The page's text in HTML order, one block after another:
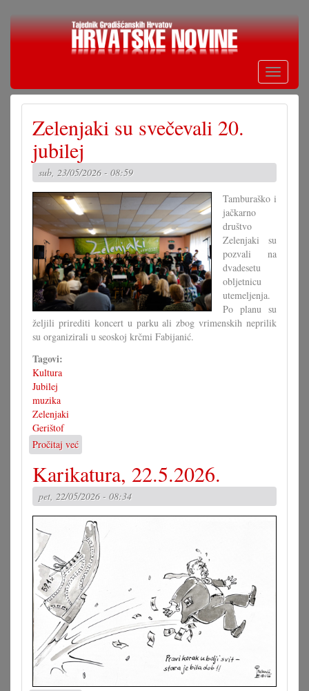
Skoči
Toggle
Zelenjaki su svečevali 20.
jubilej
sub, 23/05/2026 - 08:59
Tamburaško i
jačkarno
društvo
Zelenjaki su
pozvali na
dvadesetu
obljetnicu
utemeljenja.
Po planu su
željili prirediti koncert u parku ali zbog vrimenskih neprilik
su organizirali u seoskoj krčmi Fabijanić.
Tagovi:
Kultura
Jubilej
muzika
Zelenjaki
Gerištof
Pročitaj već
Zelenjaki
su
svečevali
20.
jubilej
Karikatura, 22.5.2026.
pet, 22/05/2026 - 08:34